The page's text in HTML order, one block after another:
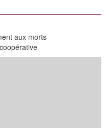
aux morts